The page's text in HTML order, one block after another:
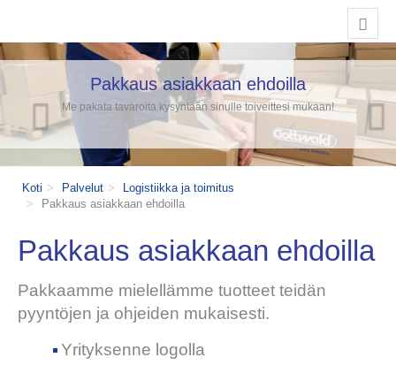
Pakkaus asiakkaan ehdoilla
Me pakata tavaroita kysyntään sinulle toiveittesi mukaan!
Koti Palvelut
Logistiikka ja toimitus
Pakkaus asiakkaan ehdoilla
Pakkaus asiakkaan ehdoilla
Pakkaamme mielellämme tuotteet teidän
pyyntöjen ja ohjeiden mukaisesti.
Yrityksenne logolla